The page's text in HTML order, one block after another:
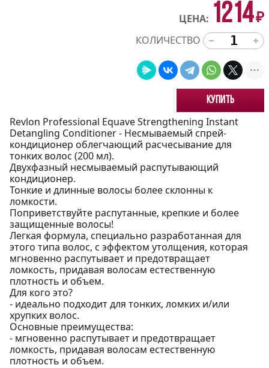
ЦЕНА: 1214₽
КОЛИЧЕСТВО
Купить
Revlon Professional Equave Strengthening Instant
Detangling Conditioner - Несмываемый спрей-
кондиционер облегчающий расчесывание для
тонких волос (200 мл).
Двухфазный несмываемый распутывающий
кондиционер.
Тонкие и длинные волосы более склонны к
ломкости.
Поприветствуйте распутанные, крепкие и более
защищенные волосы!
Легкая формула, специально разработанная для
этого типа волос, с эффектом утолщения, которая
мгновенно распутывает и предотвращает
ломкость, придавая волосам естественную
плотность и объем.
Для кого это?
- идеально подходит для тонких, ломких и/или
хрупких волос.
Основные преимущества:
- мгновенно распутывает и предотвращает
ломкость, придавая волосам естественную
плотность и объем.